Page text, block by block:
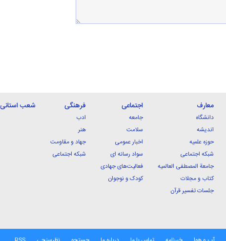
معارف
دانشگاه
اندیشه
حوزه علمیه
شبکه اجتماعی
جامعة المصطفی العالمیه
کتاب و مجلات
جلسات تفسیر قرآن
اجتماعی
جامعه
سلامت
اخبار عمومی
سواد رسانه ای
فعالیت‌های جهادی
کودک و نوجوان
فرهنگی
ادب
هنر
جهاد و مقاومت
شبکه اجتماعی
شعب استانی